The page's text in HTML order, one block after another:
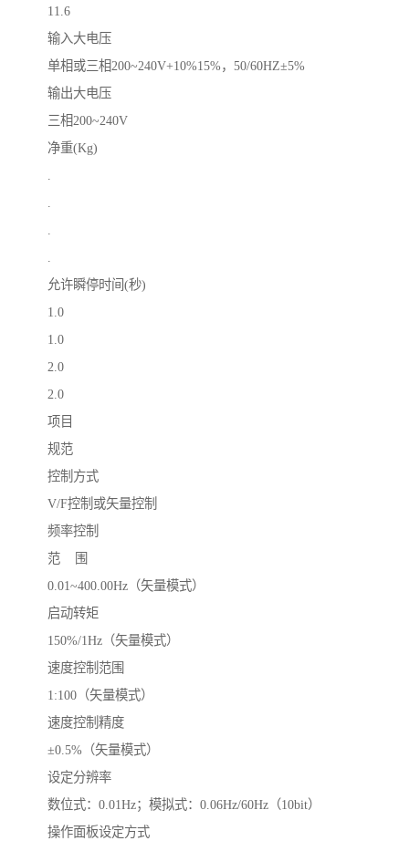
11.6
输入大电压
单相或三相200~240V+10%15%，50/60HZ±5%
输出大电压
三相200~240V
净重(Kg)
.
.
.
.
允许瞬停时间(秒)
1.0
1.0
2.0
2.0
项目
规范
控制方式
V/F控制或矢量控制
频率控制
范 围
0.01~400.00Hz（矢量模式）
启动转矩
150%/1Hz（矢量模式）
速度控制范围
1:100（矢量模式）
速度控制精度
±0.5%（矢量模式）
设定分辨率
数位式：0.01Hz；模拟式：0.06Hz/60Hz（10bit）
操作面板设定方式